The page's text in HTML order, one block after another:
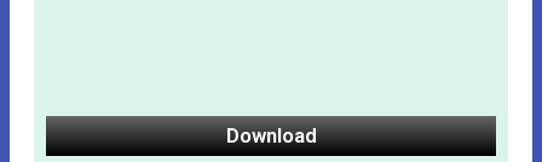
Download